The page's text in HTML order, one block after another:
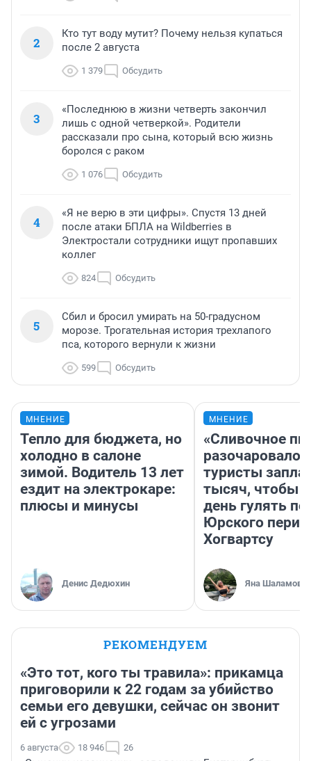
2
Кто тут воду мутит? Почему нельзя купаться
после 2 августа
1 379 Обсудить
3
«Последнюю в жизни четверть закончил
лишь с одной четверкой». Родители
рассказали про сына, который всю жизнь
боролся с раком
1 076 Обсудить
4
«Я не верю в эти цифры». Спустя 13 дней
после атаки БПЛА на Wildberries в
Электростали сотрудники ищут пропавших
коллег
824 Обсудить
5
Сбил и бросил умирать на 50-градусном
морозе. Трогательная история трехлапого
пса, которого вернули к жизни
599 Обсудить
МНЕНИЕ
Тепло для бюджета, но
холодно в салоне
зимой. Водитель 13 лет
ездит на электрокаре:
плюсы и минусы
Денис Дедюхин
МНЕНИЕ
«Сливочное
разочаровало»:
туристы
тысяч, чтобы
день гулять по
Юрского
Хогвартсу
Яна Шаламова
РЕКОМЕНДУЕМ
«Это тот, кого ты травила»: прикамца
приговорили к 22 годам за убийство
семьи его девушки, сейчас он звонит
ей с угрозами
6 августа 18 946 26